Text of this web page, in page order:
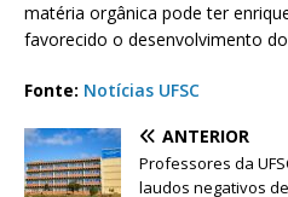
matéria orgânica pode ter
favorecido o desenvolvimento
Fonte: Notícias UFSC
ANTERIOR
Professores da
laudos negativos